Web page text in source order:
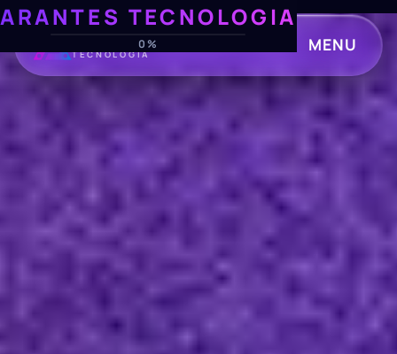
ARANTES TECNOLOGIA
0%
ARANTES
TECNOLOGIA MENU